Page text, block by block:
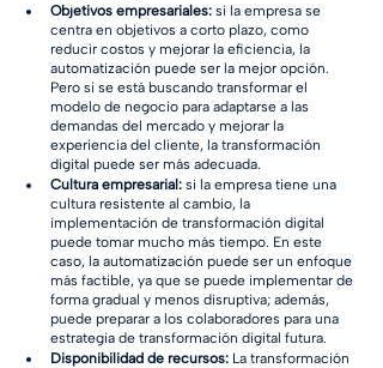
Objetivos empresariales: si la empresa se
centra en objetivos a corto plazo, como
reducir costos y mejorar la eficiencia, la
automatización puede ser la mejor opción.
Pero si se está buscando transformar el
modelo de negocio para adaptarse a las
demandas del mercado y mejorar la
experiencia del cliente, la transformación
digital puede ser más adecuada.
Cultura empresarial: si la empresa tiene una
cultura resistente al cambio, la
implementación de transformación digital
puede tomar mucho más tiempo. En este
caso, la automatización puede ser un enfoque
más factible, ya que se puede implementar de
forma gradual y menos disruptiva; además,
puede preparar a los colaboradores para una
estrategia de transformación digital futura.
Disponibilidad de recursos: La transformación